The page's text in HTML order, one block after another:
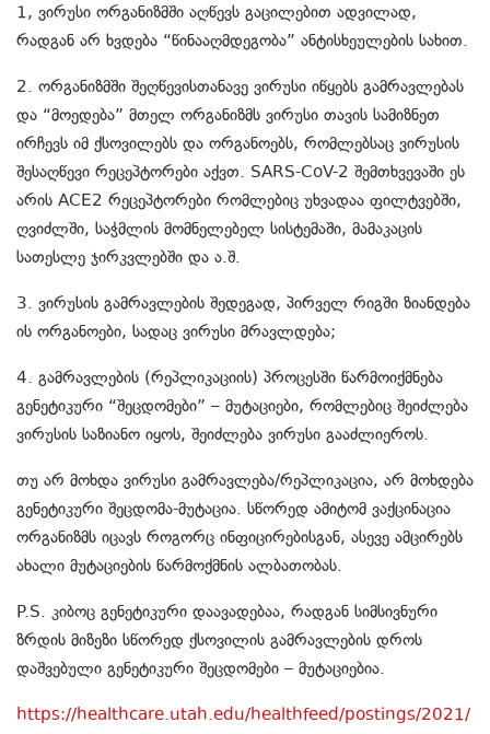
1, ვირუსი ორგანიზმში აღწევს გაცილებით ადვილად,
რადგან არ ხვდება “წინააღმდეგობა” ანტისხეულების სახით.
2. ორგანიზმში შეღწევისთანავე ვირუსი იწყებს გამრავლებას
და “მოედება” მთელ ორგანიზმს ვირუსი თავის სამიზნეთ
ირჩევს იმ ქსოვილებს და ორგანოებს, რომლებსაც ვირუსის
შესაღწევი რეცეპტორები აქვთ. SARS-CoV-2 შემთხვევაში ეს
არის ACE2 რეცეპტორები რომლებიც უხვადაა ფილტვებში,
ღვიძლში, საჭმლის მომნელებელ სისტემაში, მამაკაცის
სათესლე ჯირკვლებში და ა.შ.
3. ვირუსის გამრავლების შედეგად, პირველ რიგში ზიანდება
ის ორგანოები, სადაც ვირუსი მრავლდება;
4. გამრავლების (რეპლიკაციის) პროცესში წარმოიქმნება
გენეტიკური “შეცდომები” – მუტაციები, რომლებიც შეიძლება
ვირუსის საზიანო იყოს, შეიძლება ვირუსი გააძლიეროს.
თუ არ მოხდა ვირუსი გამრავლება/რეპლიკაცია, არ მოხდება
გენეტიკური შეცდომა-მუტაცია. სწორედ ამიტომ ვაქცინაცია
ორგანიზმს იცავს როგორც ინფიცირებისგან, ასევე ამცირებს
ახალი მუტაციების წარმოქმნის ალბათობას.
P.S. კიბოც გენეტიკური დაავადებაა, რადგან სიმსივნური
ზრდის მიზეზი სწორედ ქსოვილის გამრავლების დროს
დაშვებული გენეტიკური შეცდომები – მუტაციებია.
https://healthcare.utah.edu/healthfeed/postings/2021/